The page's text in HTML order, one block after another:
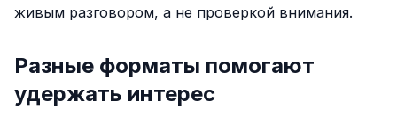
живым разговором, а не проверкой внимания.
Разные форматы помогают
удержать интерес